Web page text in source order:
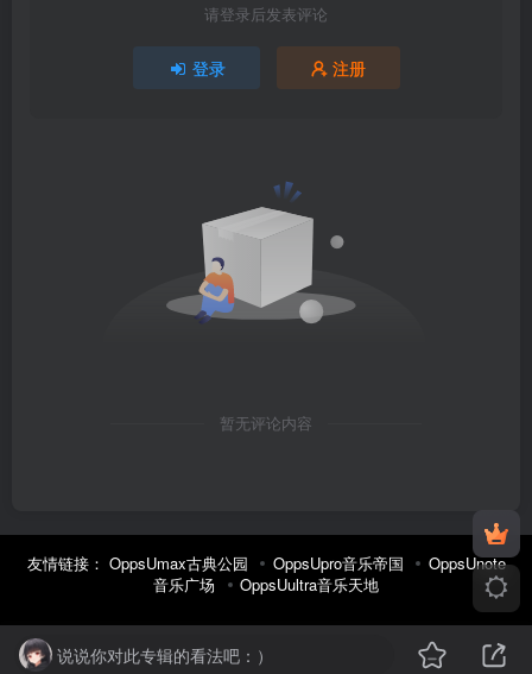
请登录后发表评论
登录 注册
暂无评论内容
友情链接： OppsUmax古典公园 OppsUpro音乐帝国
OppsUnote
音乐广场
OppsUultra音乐天地
说说你对此专辑的看法吧：）